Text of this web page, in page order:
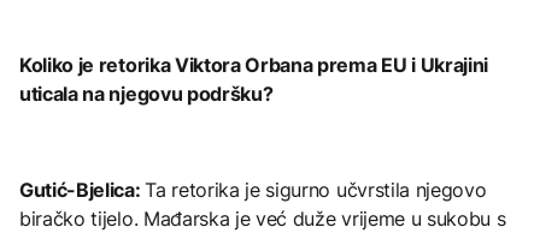
Koliko je retorika Viktora Orbana prema EU i Ukrajini
uticala na njegovu podršku?
Gutić-Bjelica:Ta retorika je sigurno učvrstila njegovo
biračko tijelo. Mađarska je već duže vrijeme u sukobu s